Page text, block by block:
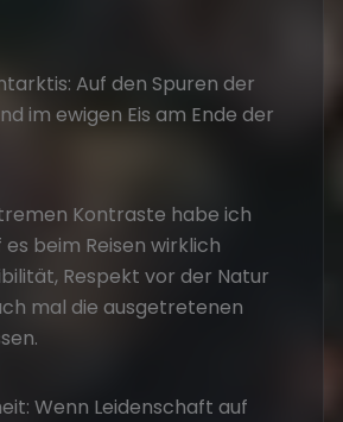
Auf den Spuren der
im ewigen Eis am Ende der
Kontraste habe ich
beim Reisen wirklich
Respekt vor der Natur
mal die ausgetretenen
Wenn Leidenschaft auf